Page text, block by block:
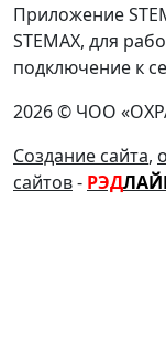
Приложение
STEMAX, для
подключение к
2026 © ЧОО
Создание сайта,
сайтов- РЭД